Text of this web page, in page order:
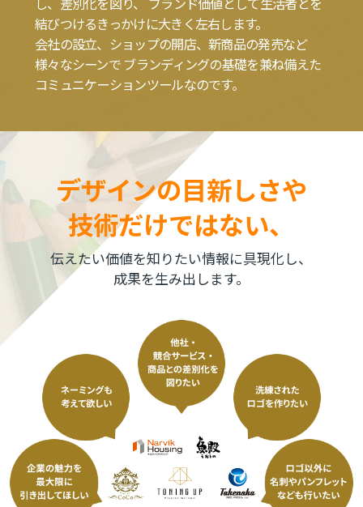
結びつけるきっかけに大きく左右します。
会社の設立、ショップの開店、新商品の発売など
様々なシーンで ブランディングの基礎を兼ね備えた
コミュニケーションツールなのです。
デザインの目新しさや
技術だけではない、
伝えたい価値を知りたい情報に具現化し、
成果を生み出します。